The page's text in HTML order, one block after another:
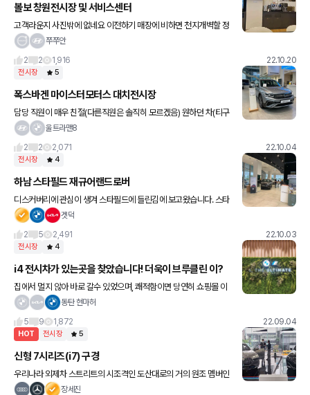
볼보 창원전시장 및 서비스센터
고객라운지 사진밖에 없네요 이전하기 매장에 비하면 천지개벽할 정
도죠... 봉암동 재규어/랜드로버 자리로 올초 이전했습니다 깔끔하고
랑 티
쭈쭈안
2
2 1,916 22.10.20
전시장 5
폭스바겐 마이스터모터스 대치전시장
담당 직원이 매우 친절(다른직원은 솔직히 모르겠음) 원하던 차(티구
안 올스, id4모두 관람) 관람가능 딱히 없습니다
울트라맨8
2
2 2,071 22.10.04
전시장 4
하남 스타필드 재규어랜드로버
디스커버리에 관심이 생겨 스타필드에 들린김에 보고왔습니다. 스타
필드엔 사람이 넘치지만 비인기(?) 브랜드라 그런지 방문객이 많이
글해서
겟덕
2
5 2,491 22.10.03
전시장 4
i4 전시차가 있는곳을 찾았습니다! 더욱이 브루클린 이?
집에서 멀지 않아 바로 갈수 있었으며, 쾌적함이면 당연히 쇼핑몰 이
죠ㅋㅋㅋ i4 가 전시가 되어있었고, 또 마침 브루클린이라 구경을 잘
동탄 현마허
5
9 1,872 22.09.04
HOT 전시장 5
신형 7시리즈(i7) 구경
우리나라 외제차 스트리트의 시조격인 도산대로의 거의 원조 멤버인
BMW강남 전시장에서 신형 7시리즈 전시 행사가 있다는 소식을 듣
장세진